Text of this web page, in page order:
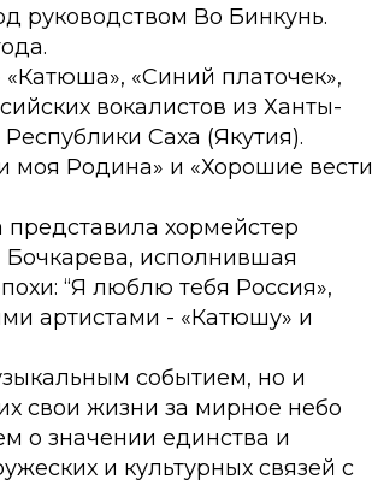
руководством Во Бинкунь.
«Синий платочек»,
вокалистов из Ханты-
Саха (Якутия).
моя Родина» и «Хорошие вести
хормейстер
исполнившая
“Я люблю тебя Россия»,
артистами - «Катюшу» и
событием, но и
свои жизни за мирное небо
о значении единства и
и культурных связей с